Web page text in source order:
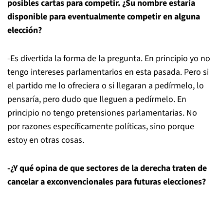
posibles cartas para competir. ¿Su nombre estaría
disponible para eventualmente competir en alguna
elección?
-Es divertida la forma de la pregunta. En principio yo no
tengo intereses parlamentarios en esta pasada. Pero si
el partido me lo ofreciera o si llegaran a pedírmelo, lo
pensaría, pero dudo que lleguen a pedírmelo. En
principio no tengo pretensiones parlamentarias. No
por razones específicamente políticas, sino porque
estoy en otras cosas.
-¿Y qué opina de que sectores de la derecha traten de
cancelar a exconvencionales para futuras elecciones?